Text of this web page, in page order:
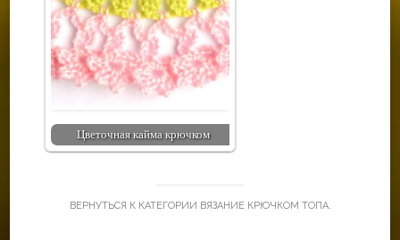
Цветочная кайма крючком
ВЕРНУТЬСЯ К КАТЕГОРИИ ВЯЗАНИЕ КРЮЧКОМ ТОПА.